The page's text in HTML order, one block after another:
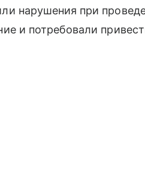
нарушения при
и потребовали